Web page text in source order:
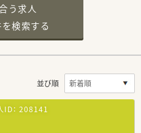
う求人
検索する
並び順
： 208141